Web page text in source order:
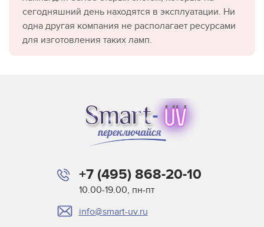
сегодняшний день находятся в эксплуатации. Ни
одна другая компания не располагает ресурсами
для изготовления таких ламп.
+7 (495) 868-20-10
10.00-19.00, пн-пт
info@smart-uv.ru